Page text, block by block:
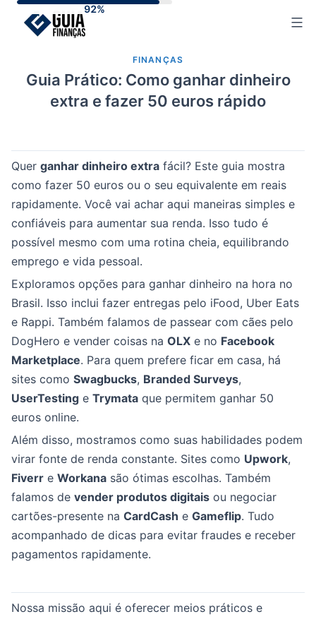
FINANÇAS
Guia Prático: Como ganhar dinheiro
extra e fazer 50 euros rápido
Quer ganhar dinheiro extra fácil? Este guia mostra
como fazer 50 euros ou o seu equivalente em reais
rapidamente. Você vai achar aqui maneiras simples e
confiáveis para aumentar sua renda. Isso tudo é
possível mesmo com uma rotina cheia, equilibrando
emprego e vida pessoal.
Exploramos opções para ganhar dinheiro na hora no
Brasil. Isso inclui fazer entregas pelo iFood, Uber Eats
e Rappi. Também falamos de passear com cães pelo
DogHero e vender coisas na OLX e no Facebook
Marketplace. Para quem prefere ficar em casa, há
sites como Swagbucks, Branded Surveys,
UserTesting e Trymata que permitem ganhar 50
euros online.
Além disso, mostramos como suas habilidades podem
virar fonte de renda constante. Sites como Upwork,
Fiverr e Workana são ótimas escolhas. Também
falamos de vender produtos digitais ou negociar
cartões-presente na CardCash e Gameflip. Tudo
acompanhado de dicas para evitar fraudes e receber
pagamentos rapidamente.
Nossa missão aqui é oferecer meios práticos e